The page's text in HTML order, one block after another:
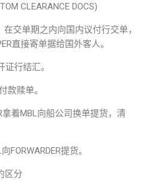
CLEARANCE DOCS)
在交单期之内向国内议付行交单，
直接寄单据给国外客人。
行结汇。
款赎单。
拿着MBL向船公司换单提货，清
FORWARDER提货。
区分